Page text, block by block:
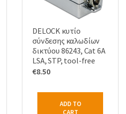
DELOCK κυτίο
σύνδεσης καλωδίων
δικτύου 86243, Cat 6A
LSA, STP, tool-free
€8.50
ADD TO
CART